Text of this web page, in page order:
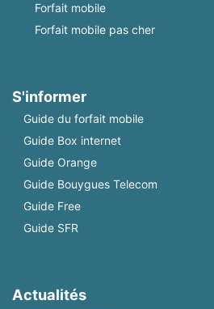
Forfait mobile
Forfait mobile pas cher
S'informer
Guide du forfait mobile
Guide Box internet
Guide Orange
Guide Bouygues Telecom
Guide Free
Guide SFR
Actualités